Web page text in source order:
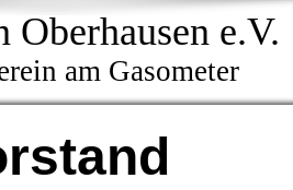
Oberhausen e.V.
am Gasometer